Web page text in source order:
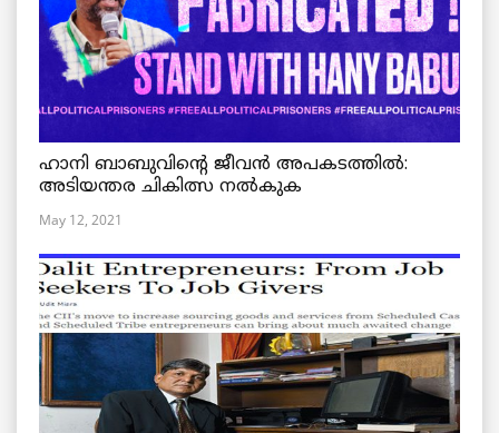
ഹാനി ബാബുവിന്റെ ജീവൻ അപകടത്തിൽ:
അടിയന്തര ചികിത്സ നൽകുക
May 12, 2021